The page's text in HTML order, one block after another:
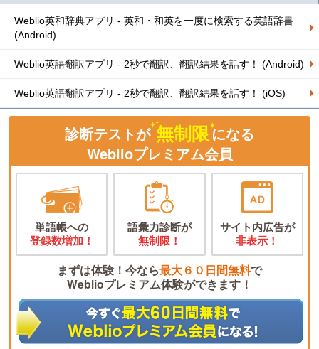
Weblio英和辞典アプリ - 英和・和英を一度に検索する英語辞書
(Android)
Weblio英語翻訳アプリ - 2秒で翻訳、翻訳結果を話す！ (Android)
Weblio英語翻訳アプリ - 2秒で翻訳、翻訳結果を話す！ (iOS)
診断テストが 無制限になる
Weblioプレミアム会員
単語帳への
登録数増加！
語彙力診断が
無制限！
サイト内広告が
非表示！
まずは体験！今なら最大６０日間無料で
Weblioプレミアム体験ができます！